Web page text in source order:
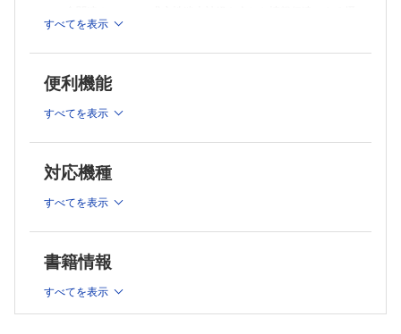
食調節機構
・感覚・情動・学習を介した食嗜好とその脳基盤
・摂食調節における性差と性ホルモンの役割
連載
News＆Hot Paper Digest
・哺乳類における細胞リプログラミングの発見ー筋線維芽細胞
から脂肪細胞への転換
・腫瘍内不均一性はグルタミン欠乏により引き起こされる？
・クラスター型プロトカドヘリンの本領発揮なるかー複雑ニュ
ーラルネットワークの結合ルール解明に向けて
・シリコン生命化学の夜明け
すべてを表示
便利機能
すべてを表示
対応機種
すべてを表示
書籍情報
すべてを表示